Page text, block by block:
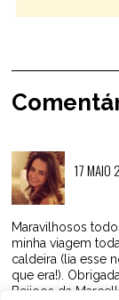
17 MAIO
Maravilhosos
minha viagem
caldeira (lia esse
que era!).
Beijoos da